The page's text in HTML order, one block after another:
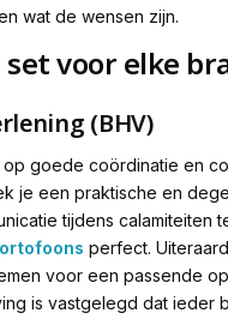
wat de wensen zijn.
voor elke
(BHV)
op goede coördinatie en
je een praktische en
tijdens calamiteiten
perfect.
voor een passende
is vastgelegd dat ieder